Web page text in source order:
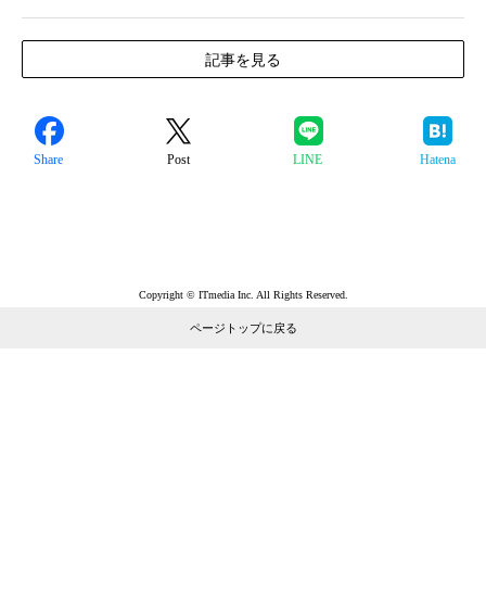
記事を見る
Share Post LINE Hatena
Copyright © ITmedia Inc. All Rights Reserved.
ページトップに戻る